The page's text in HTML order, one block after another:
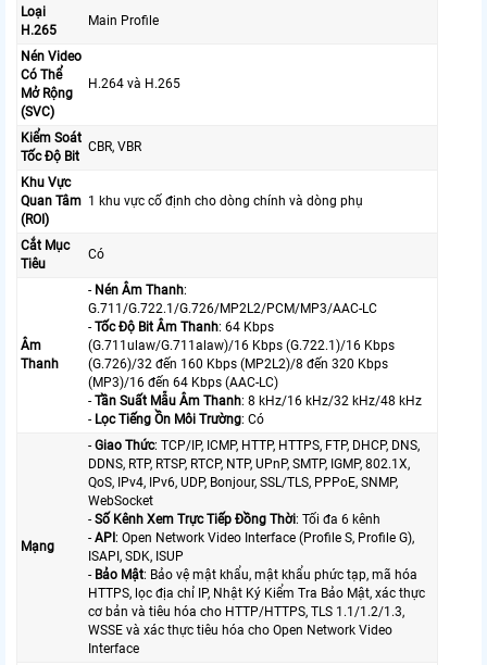
Loại
H.265
Main Profile
Nén Video
Có Thể
Mở Rộng
(SVC)
H.264 và H.265
Kiểm Soát
Tốc Độ Bit
CBR, VBR
Khu Vực
Quan Tâm
(ROI)
1 khu vực cố định cho dòng chính và dòng phụ
Cắt Mục
Tiêu
Có
Âm
Thanh
- Nén Âm Thanh:
G.711/G.722.1/G.726/MP2L2/PCM/MP3/AAC-LC
- Tốc Độ Bit Âm Thanh: 64 Kbps
(G.711ulaw/G.711alaw)/16 Kbps (G.722.1)/16 Kbps
(G.726)/32 đến 160 Kbps (MP2L2)/8 đến 320 Kbps
(MP3)/16 đến 64 Kbps (AAC-LC)
- Tần Suất Mẫu Âm Thanh: 8 kHz/16 kHz/32 kHz/48 kHz
- Lọc Tiếng Ồn Môi Trường: Có
Mạng
- Giao Thức: TCP/IP, ICMP, HTTP, HTTPS, FTP, DHCP, DNS,
DDNS, RTP, RTSP, RTCP, NTP, UPnP, SMTP, IGMP, 802.1X,
QoS, IPv4, IPv6, UDP, Bonjour, SSL/TLS, PPPoE, SNMP,
WebSocket
- Số Kênh Xem Trực Tiếp Đồng Thời: Tối đa 6 kênh
- API: Open Network Video Interface (Profile S, Profile G),
ISAPI, SDK, ISUP
- Bảo Mật: Bảo vệ mật khẩu, mật khẩu phức tạp, mã hóa
HTTPS, lọc địa chỉ IP, Nhật Ký Kiểm Tra Bảo Mật, xác thực
cơ bản và tiêu hóa cho HTTP/HTTPS, TLS 1.1/1.2/1.3,
WSSE và xác thực tiêu hóa cho Open Network Video
Interface